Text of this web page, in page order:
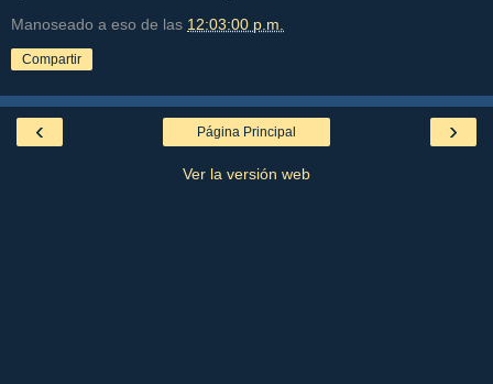
Manoseado a eso de las 12:03:00 p.m.
Compartir
‹ ›
Página Principal
Ver la versión web